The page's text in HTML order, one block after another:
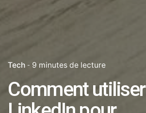
Tech 9 minutes de lecture
Comment utiliser